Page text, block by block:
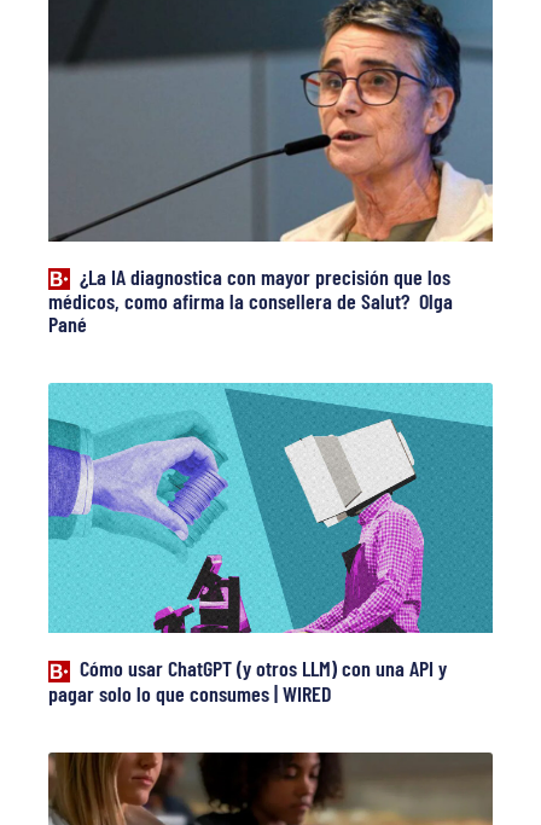
¿La IA diagnostica con mayor precisión que los
médicos, como afirma la consellera de Salut? Olga
Pané
Cómo usar ChatGPT (y otros LLM) con una API y
pagar solo lo que consumes | WIRED